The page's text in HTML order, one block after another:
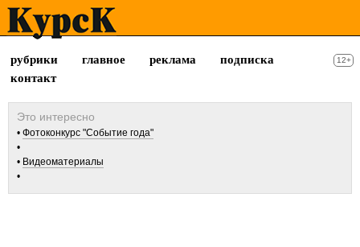
рубрики главное реклама
подписка
контакт
12+
Фотоконкурс "Событие года"
Видеоматериалы